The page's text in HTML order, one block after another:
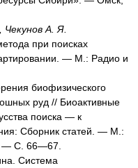
А. Я.
при поисках
— М.: Радио и
биофизического
руд // Биоактивные
поиска — к
Сборник статей. — М.:
— С. 66—67.
Система